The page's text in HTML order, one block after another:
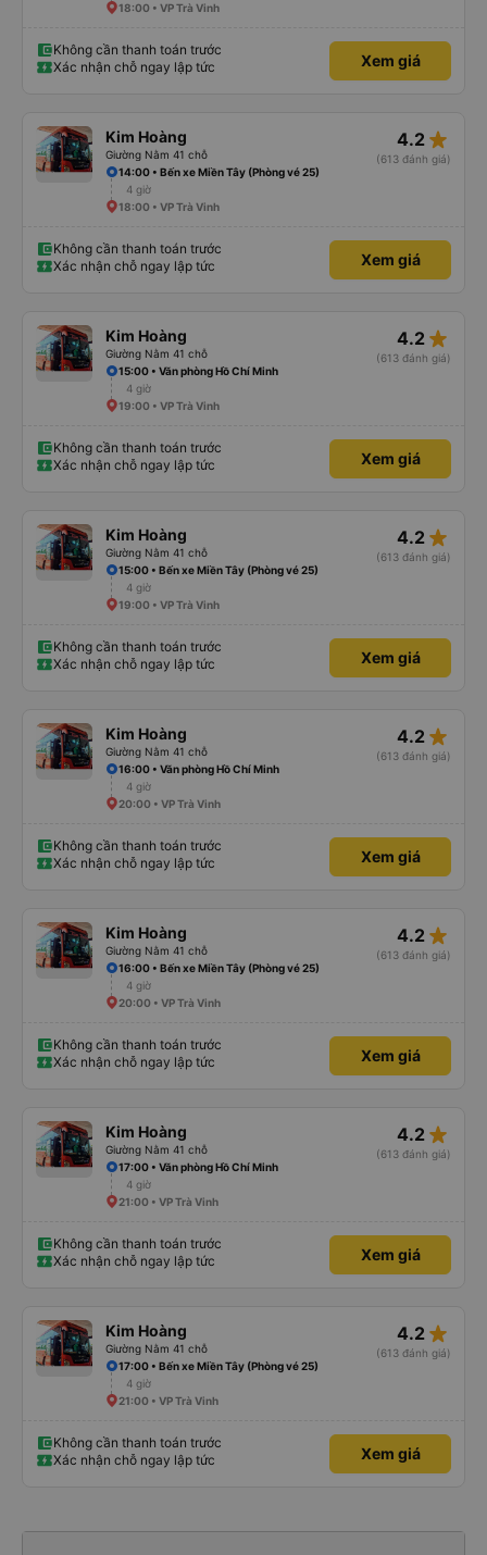
18:00 • VP Trà Vinh
Không cần thanh toán trước
Xác nhận chỗ ngay lập tức
Xem giá
Kim Hoàng
Giường Nằm 41 chỗ
4.2 star_rate
(613 đánh giá)
14:00 • Bến xe Miền Tây (Phòng vé 25)
4 giờ
18:00 • VP Trà Vinh
Không cần thanh toán trước
Xác nhận chỗ ngay lập tức
Xem giá
Kim Hoàng
Giường Nằm 41 chỗ
4.2 star_rate
(613 đánh giá)
15:00 • Văn phòng Hồ Chí Minh
4 giờ
19:00 • VP Trà Vinh
Không cần thanh toán trước
Xác nhận chỗ ngay lập tức
Xem giá
Kim Hoàng
Giường Nằm 41 chỗ
4.2 star_rate
(613 đánh giá)
15:00 • Bến xe Miền Tây (Phòng vé 25)
4 giờ
19:00 • VP Trà Vinh
Không cần thanh toán trước
Xác nhận chỗ ngay lập tức
Xem giá
Kim Hoàng
Giường Nằm 41 chỗ
4.2 star_rate
(613 đánh giá)
16:00 • Văn phòng Hồ Chí Minh
4 giờ
20:00 • VP Trà Vinh
Không cần thanh toán trước
Xác nhận chỗ ngay lập tức
Xem giá
Kim Hoàng
Giường Nằm 41 chỗ
4.2 star_rate
(613 đánh giá)
16:00 • Bến xe Miền Tây (Phòng vé 25)
4 giờ
20:00 • VP Trà Vinh
Không cần thanh toán trước
Xác nhận chỗ ngay lập tức
Xem giá
Kim Hoàng
Giường Nằm 41 chỗ
4.2 star_rate
(613 đánh giá)
17:00 • Văn phòng Hồ Chí Minh
4 giờ
21:00 • VP Trà Vinh
Không cần thanh toán trước
Xác nhận chỗ ngay lập tức
Xem giá
Kim Hoàng
Giường Nằm 41 chỗ
4.2 star_rate
(613 đánh giá)
17:00 • Bến xe Miền Tây (Phòng vé 25)
4 giờ
21:00 • VP Trà Vinh
Không cần thanh toán trước
Xác nhận chỗ ngay lập tức
Xem giá